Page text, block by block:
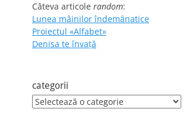
Câteva articole random:
Lunea mâinilor îndemânatice
Proiectul «Alfabet»
Denisa te învaţă
categorii
categorii